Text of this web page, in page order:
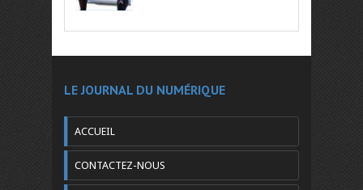
LE JOURNAL DU NUMÉRIQUE
ACCUEIL
CONTACTEZ-NOUS